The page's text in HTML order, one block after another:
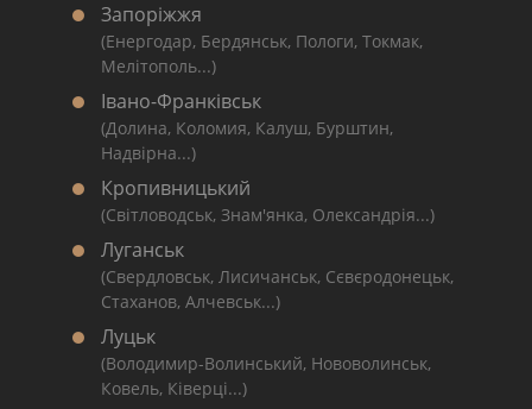
Запоріжжя
(Енергодар, Бердянськ, Пологи, Токмак,
Мелітополь...)
Івано-Франківськ
(Долина, Коломия, Калуш, Бурштин,
Надвірна...)
Кропивницький
(Світловодськ, Знам'янка, Олександрія...)
Луганськ
(Свердловськ, Лисичанськ, Сєвєродонецьк,
Стаханов, Алчевськ...)
Луцьк
(Володимир-Волинський, Нововолинськ,
Ковель, Ківерці...)